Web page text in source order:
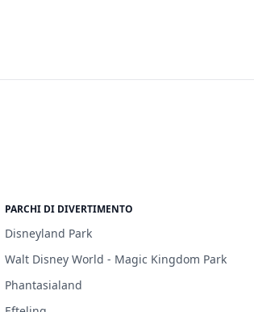
PARCHI DI DIVERTIMENTO
Disneyland Park
Walt Disney World - Magic Kingdom Park
Phantasialand